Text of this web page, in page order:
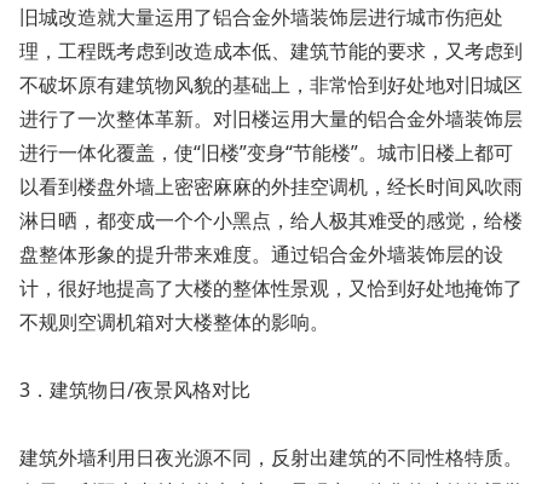
旧城改造就大量运用了铝合金外墙装饰层进行城市伤疤处
理，工程既考虑到改造成本低、建筑节能的要求，又考虑到
不破坏原有建筑物风貌的基础上，非常恰到好处地对旧城区
进行了一次整体革新。对旧楼运用大量的铝合金外墙装饰层
进行一体化覆盖，使“旧楼”变身“节能楼”。城市旧楼上都可
以看到楼盘外墙上密密麻麻的外挂空调机，经长时间风吹雨
淋日晒，都变成一个个小黑点，给人极其难受的感觉，给楼
盘整体形象的提升带来难度。通过铝合金外墙装饰层的设
计，很好地提高了大楼的整体性景观，又恰到好处地掩饰了
不规则空调机箱对大楼整体的影响。
3．建筑物日/夜景风格对比
建筑外墙利用日夜光源不同，反射出建筑的不同性格特质。